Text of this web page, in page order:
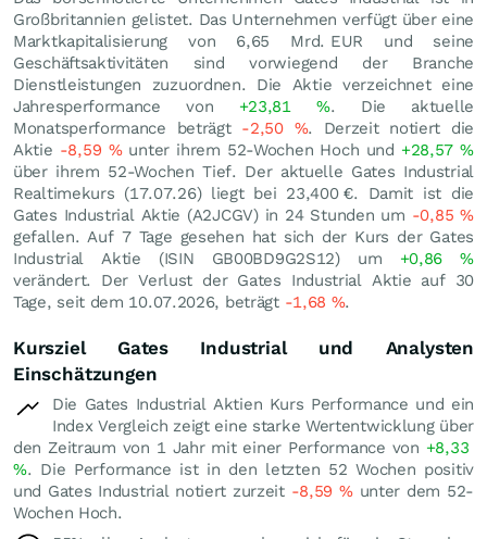
Großbritannien gelistet. Das Unternehmen verfügt über eine
Marktkapitalisierung von 6,65 Mrd. EUR und seine
Geschäftsaktivitäten sind vorwiegend der Branche
Dienstleistungen zuzuordnen. Die Aktie verzeichnet eine
Jahresperformance von +23,81%. Die aktuelle
Monatsperformance beträgt -2,50 %. Derzeit notiert die
Aktie -8,59 %unter ihrem 52-Wochen Hoch und +28,57%
über ihrem 52-Wochen Tief. Der aktuelle Gates Industrial
Realtimekurs (17.07.26) liegt bei 23,400 €. Damit ist die
Gates Industrial Aktie (A2JCGV) in 24 Stunden um -0,85%
gefallen. Auf 7 Tage gesehen hat sich der Kurs der Gates
Industrial Aktie (ISIN GB00BD9G2S12) um +0,86%
verändert. Der Verlust der Gates Industrial Aktie auf 30
Tage, seit dem 10.07.2026, beträgt -1,68 %.
Kursziel Gates Industrial und Analysten
Einschätzungen
Die Gates Industrial Aktien Kurs Performance und ein
Index Vergleich zeigt eine starke Wertentwicklung über
den Zeitraum von 1 Jahr mit einer Performance von +8,33
%. Die Performance ist in den letzten 52 Wochen positiv
und Gates Industrial notiert zurzeit -8,59%unter dem 52-
Wochen Hoch.